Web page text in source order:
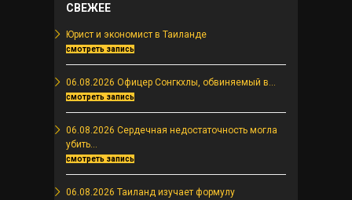
СВЕЖЕЕ
Юрист и экономист в Таиланде
смотреть запись
06.08.2026 Офицер Сонгкхлы, обвиняемый в...
смотреть запись
06.08.2026 Сердечная недостаточность могла
убить...
смотреть запись
06.08.2026 Таиланд изучает формулу